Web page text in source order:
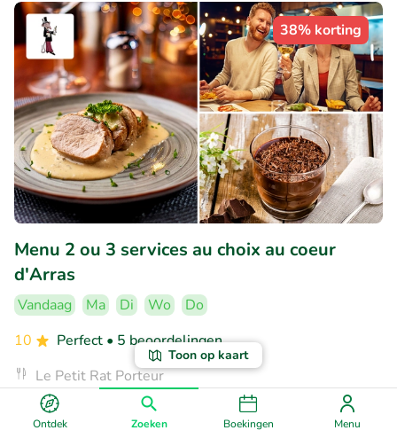
Ontdek Zoeken Boekingen Menu
Toon op kaart
38% korting
Menu 2 ou 3 services au choix au coeur
d'Arras
Vandaag Ma Di Wo
Do
10
Perfect • 5 beoordelingen
Le Petit Rat Porteur
Arras (95km)
Verkocht: 84
€30 €18